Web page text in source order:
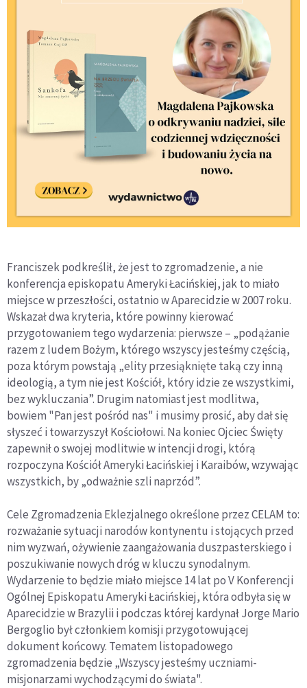
Franciszek podkreślił, że jest to zgromadzenie, a nie
konferencja episkopatu Ameryki Łacińskiej, jak to miało
miejsce w przeszłości, ostatnio w Aparecidzie w 2007 roku.
Wskazał dwa kryteria, które powinny kierować
przygotowaniem tego wydarzenia: pierwsze – „podążanie
razem z ludem Bożym, którego wszyscy jesteśmy częścią,
poza którym powstają „elity przesiąknięte taką czy inną
ideologią, a tym nie jest Kościół, który idzie ze wszystkimi,
bez wykluczania”. Drugim natomiast jest modlitwa,
bowiem "Pan jest pośród nas" i musimy prosić, aby dał się
słyszeć i towarzyszył Kościołowi. Na koniec Ojciec Święty
zapewnił o swojej modlitwie w intencji drogi, którą
rozpoczyna Kościół Ameryki Łacińskiej i Karaibów, wzywając
wszystkich, by „odważnie szli naprzód”.
Cele Zgromadzenia Eklezjalnego określone przez CELAM to:
rozważanie sytuacji narodów kontynentu i stojących przed
nim wyzwań, ożywienie zaangażowania duszpasterskiego i
poszukiwanie nowych dróg w kluczu synodalnym.
Wydarzenie to będzie miało miejsce 14 lat po V Konferencji
Ogólnej Episkopatu Ameryki Łacińskiej, która odbyła się w
Aparecidzie w Brazylii i podczas której kardynał Jorge Mario
Bergoglio był członkiem komisji przygotowującej
dokument końcowy. Tematem listopadowego
zgromadzenia będzie „Wszyscy jesteśmy uczniami-
misjonarzami wychodzącymi do świata".